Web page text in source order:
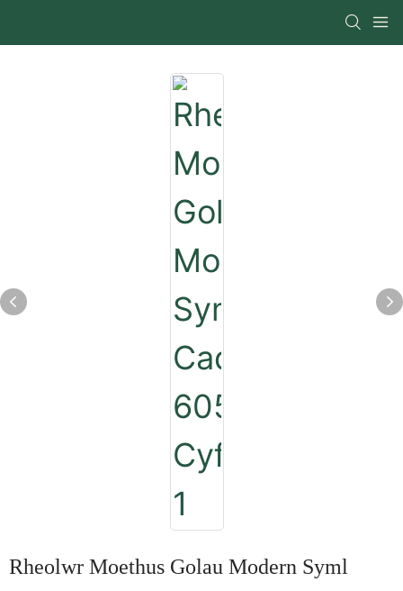
Rheolwr Moethus Golau Modern Syml